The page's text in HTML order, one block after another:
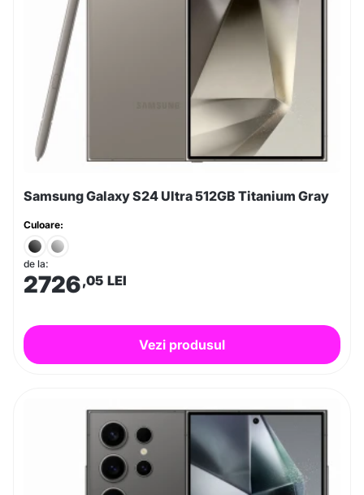
Samsung Galaxy S24 Ultra 512GB Titanium Gray
Culoare:
de la:
2726,05 LEI
Vezi produsul